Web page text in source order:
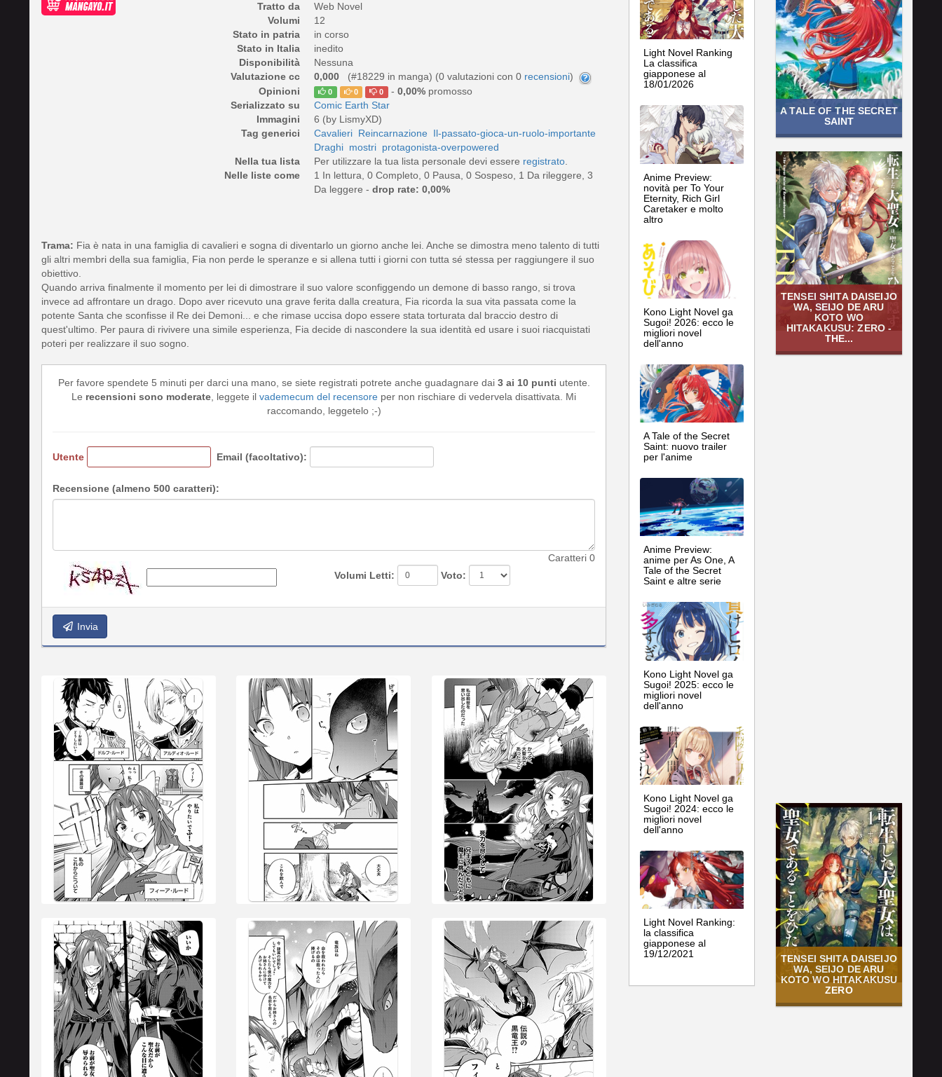
Tratto da
Web Novel
Volumi
12
Stato in patria
in corso
Stato in Italia
inedito
Disponibilità
Nessuna
Valutazione cc
0,000 (#18229 in manga) (0 valutazioni con 0 recensioni)
Opinioni
0 0 0 - 0,00%promosso
Serializzato su
Comic Earth Star
Immagini
6 (by LismyXD)
Tag generici
Cavalieri Reincarnazione Il-passato-gioca-un-ruolo-importante
Draghi mostri protagonista-overpowered
Nella tua lista
Per utilizzare la tua lista personale devi essere registrato
Nelle liste come
1 In lettura, 0 Completo, 0 Pausa, 0 Sospeso, 1 Da rileggere, 3
Da leggere - drop rate: 0,00%
Trama: Fia è nata in una famiglia di cavalieri e sogna di diventarlo un giorno anche lei. Anche se dimostra meno talento di tutti
gli altri membri della sua famiglia, Fia non perde le speranze e si allena tutti i giorni con tutta sé stessa per raggiungere il suo
obiettivo.
Quando arriva finalmente il momento per lei di dimostrare il suo valore sconfiggendo un demone di basso rango, si trova
invece ad affrontare un drago. Dopo aver ricevuto una grave ferita dalla creatura, Fia ricorda la sua vita passata come la
potente Santa che sconfisse il Re dei Demoni... e che rimase uccisa dopo essere stata torturata dal braccio destro di
quest'ultimo. Per paura di rivivere una simile esperienza, Fia decide di nascondere la sua identità ed usare i suoi riacquistati
poteri per realizzare il suo sogno.
Per favore spendete 5 minuti per darci una mano, se siete registrati potrete anche guadagnare dai 3 ai 10 punti utente.
Le recensioni sono moderate , leggete il vademecum del recensore per non rischiare di vedervela disattivata. Mi
raccomando, leggetelo ;-)
Utente Email (facoltativo):
Recensione (almeno 500 caratteri):
Caratteri 0
Volumi Letti:
Voto:
Invia
Light Novel Ranking
La classifica
giapponese al
18/01/2026
Anime Preview:
novità per To Your
Eternity, Rich Girl
Caretaker e molto
altro
Kono Light Novel ga
Sugoi! 2026: ecco le
migliori novel
dell'anno
A Tale of the Secret
Saint: nuovo trailer
per l'anime
Anime Preview:
anime per As One, A
Tale of the Secret
Saint e altre serie
Kono Light Novel ga
Sugoi! 2025: ecco le
migliori novel
dell'anno
Kono Light Novel ga
Sugoi! 2024: ecco le
migliori novel
dell'anno
Light Novel Ranking:
la classifica
giapponese al
19/12/2021
A TALE OF THE SECRET
SAINT
TENSEI SHITA DAISEIJO
WA, SEIJO DE ARU
KOTO WO
HITAKAKUSU: ZERO -
THE...
TENSEI SHITA DAISEIJO
WA, SEIJO DE ARU
KOTO WO HITAKAKUSU
ZERO